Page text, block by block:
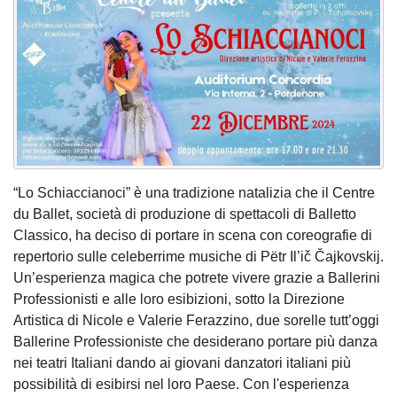
“Lo Schiaccianoci” è una tradizione natalizia che il Centre
du Ballet, società di produzione di spettacoli di Balletto
Classico, ha deciso di portare in scena con coreografie di
repertorio sulle celeberrime musiche di Pëtr Il’ič Čajkovskij.
Un’esperienza magica che potrete vivere grazie a Ballerini
Professionisti e alle loro esibizioni, sotto la Direzione
Artistica di Nicole e Valerie Ferazzino, due sorelle tutt’oggi
Ballerine Professioniste che desiderano portare più danza
nei teatri Italiani dando ai giovani danzatori italiani più
possibilità di esibirsi nel loro Paese. Con l'esperienza